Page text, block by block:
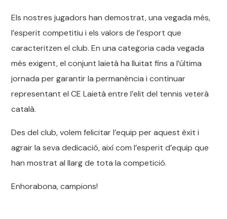
Els nostres jugadors han demostrat, una vegada més,
l’esperit competitiu i els valors de l’esport que
caracteritzen el club. En una categoria cada vegada
més exigent, el conjunt laietà ha lluitat fins a l’última
jornada per garantir la permanència i continuar
representant el CE Laietà entre l’elit del tennis veterà
català.
Des del club, volem felicitar l’equip per aquest èxit i
agrair la seva dedicació, així com l’esperit d’equip que
han mostrat al llarg de tota la competició.
Enhorabona, campions!